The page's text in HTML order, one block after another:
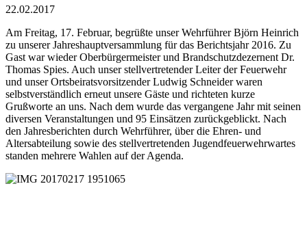
22.02.2017
Am Freitag, 17. Februar, begrüßte unser Wehrführer Björn Heinrich
zu unserer Jahreshauptversammlung für das Berichtsjahr 2016. Zu
Gast war wieder Oberbürgermeister und Brandschutzdezernent Dr.
Thomas Spies. Auch unser stellvertretender Leiter der Feuerwehr
und unser Ortsbeiratsvorsitzender Ludwig Schneider waren
selbstverständlich erneut unsere Gäste und richteten kurze
Grußworte an uns. Nach dem wurde das vergangene Jahr mit seinen
diversen Veranstaltungen und 95 Einsätzen zurückgeblickt. Nach
den Jahresberichten durch Wehrführer, über die Ehren- und
Altersabteilung sowie des stellvertretenden Jugendfeuerwehrwartes
standen mehrere Wahlen auf der Agenda.